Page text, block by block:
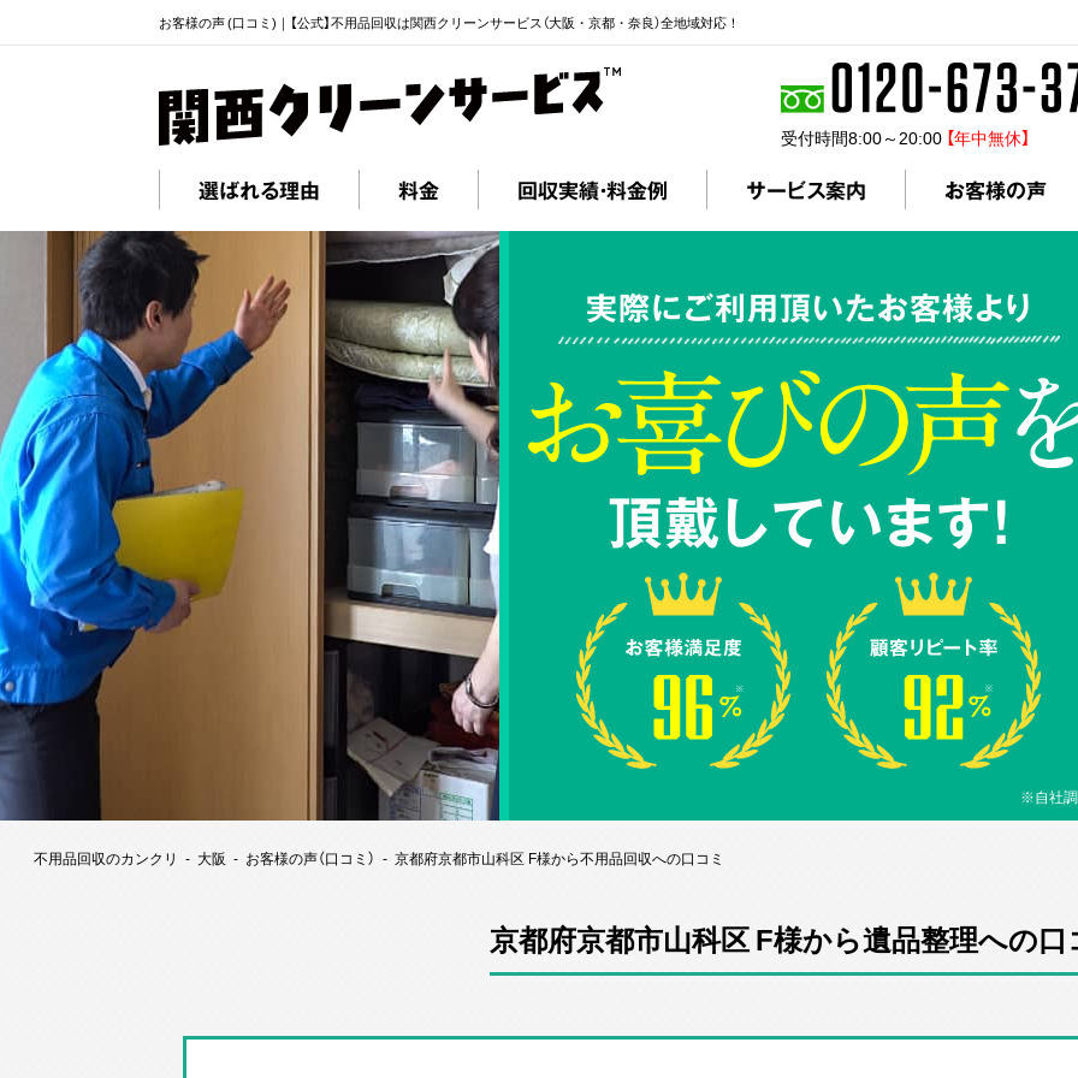
お客様の声 (口コミ)｜【公式】不用品回収は関西クリーンサービス（大阪・京都・奈良）全地域対応！
受付時間8:00～20:00 【年中無休】
選ばれる理由 料金 回収実績・料金例 サービス案内 お客様の声
実際にご利用頂いたお客様より
頂戴しています!
※自社
不用品回収のカンクリ 大阪 お客様の声（口コミ） 京都府京都市山科区 F様から不用品回収への口コミ
京都府京都市山科区 F様から遺品整理への